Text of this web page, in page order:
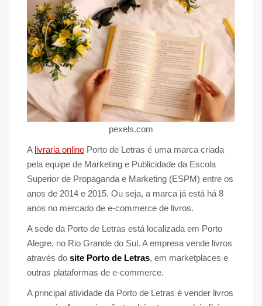
pexels.com
A livraria online Porto de Letras é uma marca criada
pela equipe de Marketing e Publicidade da Escola
Superior de Propaganda e Marketing (ESPM) entre os
anos de 2014 e 2015. Ou seja, a marca já está há 8
anos no mercado de e-commerce de livros.
A sede da Porto de Letras está localizada em Porto
Alegre, no Rio Grande do Sul. A empresa vende livros
através do site Porto de Letras, em marketplaces e
outras plataformas de e-commerce.
A principal atividade da Porto de Letras é vender livros